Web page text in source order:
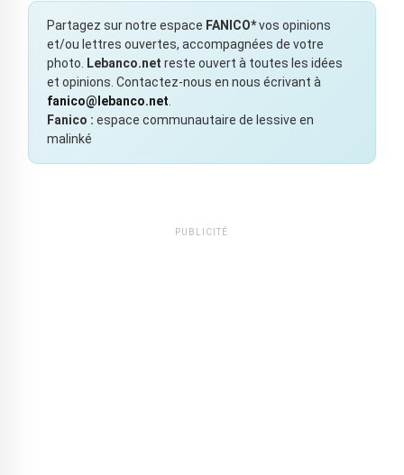
Partagez sur notre espace FANICO*vos opinions
et/ou lettres ouvertes, accompagnées de votre
photo.
Lebanco.net reste ouvert à toutes les idées
et opinions. Contactez-nous en nous écrivant à
fanico@lebanco.net
Fanico : espace communautaire de lessive en
malinké
PUBLICITÉ